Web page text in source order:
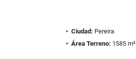
Ciudad: Pereira
Área Terreno: 1585 m²